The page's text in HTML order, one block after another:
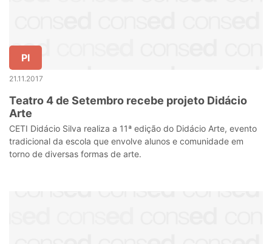
PI
21.11.2017
Teatro 4 de Setembro recebe projeto Didácio
Arte
CETI Didácio Silva realiza a 11ª edição do Didácio Arte, evento
tradicional da escola que envolve alunos e comunidade em
torno de diversas formas de arte.